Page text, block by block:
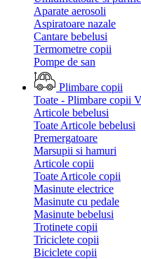
Aparate aerosoli
Aspiratoare nazale
Cantare bebelusi
Termometre copii
Pompe de san
Plimbare copii
Toate - Plimbare copii
Articole bebelusi
Toate Articole bebelusi
Premergatoare
Marsupii si hamuri
Articole copii
Toate Articole copii
Masinute electrice
Masinute cu pedale
Masinute bebelusi
Trotinete copii
Triciclete copii
Biciclete copii